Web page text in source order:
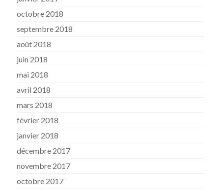
octobre 2018
septembre 2018
août 2018
juin 2018
mai 2018
avril 2018
mars 2018
février 2018
janvier 2018
décembre 2017
novembre 2017
octobre 2017